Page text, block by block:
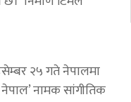
२५ गते नेपालमा
नामक सांगीतिक